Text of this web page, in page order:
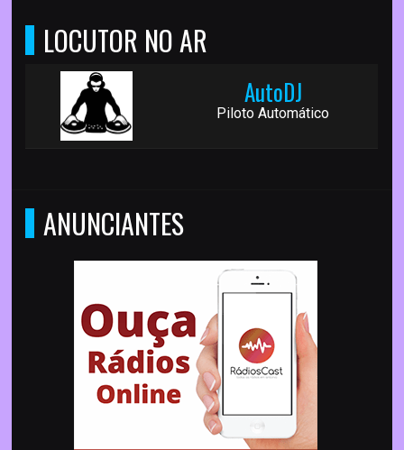
LOCUTOR NO AR
AutoDJ
Piloto Automático
ANUNCIANTES